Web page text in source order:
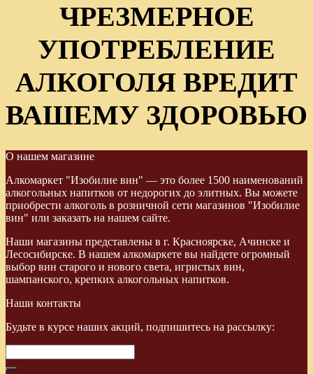
ЧРЕЗМЕРНОЕ
УПОТРЕБЛЕНИЕ
АЛКОГОЛЯ ВРЕДИТ
ВАШЕМУ ЗДОРОВЬЮ
О нашем магазине
Алкомаркет "Изобилие вин" — это более 1500 наименований
алкогольных напитков от недорогих до элитных. Вы можете
приобрести алкоголь в розничной сети магазинов "Изобилие
вин" или заказать на нашем сайте.
Наши магазины представлены в г. Красноярске, Ачинске и
Лесосибирске. В нашем алкомаркете вы найдете огромный
выбор вин старого и нового света, игристых вин,
шампанского, крепких алкогольных напитков.
Наши контакты
Будьте в курсе наших акций, подпишитесь на рассылку: